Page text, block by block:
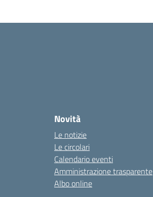
Novità
Le notizie
Le circolari
Calendario eventi
Amministrazione trasparente
Albo online